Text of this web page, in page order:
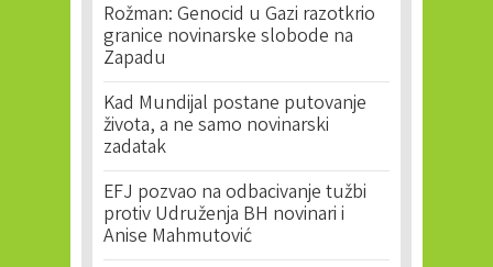
Rožman: Genocid u Gazi razotkrio
granice novinarske slobode na
Zapadu
Kad Mundijal postane putovanje
života, a ne samo novinarski
zadatak
EFJ pozvao na odbacivanje tužbi
protiv Udruženja BH novinari i
Anise Mahmutović